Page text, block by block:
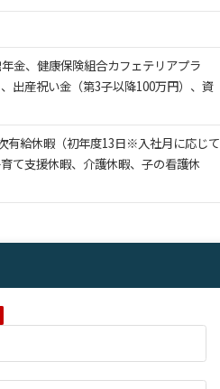
金、健康保険組合カフェテリアプラ
出産祝い金（第3子以降100万円）、資
有給休暇（初年度13日※入社月に応じて
て支援休暇、介護休暇、子の看護休